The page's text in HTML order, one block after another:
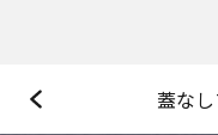
蓋な